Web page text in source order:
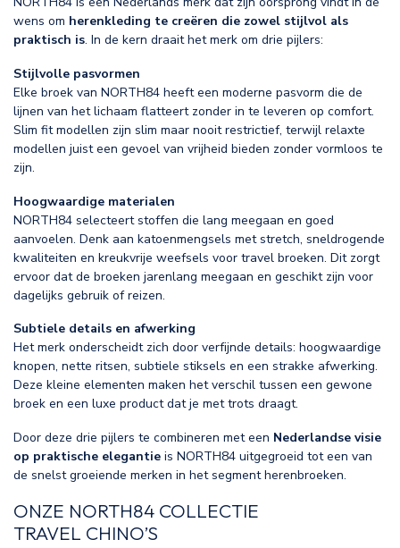
wens om herenkleding te creëren die zowel stijlvol als
praktisch is. In de kern draait het merk om drie pijlers:
Stijlvolle pasvormen
Elke broek van NORTH84 heeft een moderne pasvorm die de
lijnen van het lichaam flatteert zonder in te leveren op comfort.
Slim fit modellen zijn slim maar nooit restrictief, terwijl relaxte
modellen juist een gevoel van vrijheid bieden zonder vormloos te
zijn.
Hoogwaardige materialen
NORTH84 selecteert stoffen die lang meegaan en goed
aanvoelen. Denk aan katoenmengsels met stretch, sneldrogende
kwaliteiten en kreukvrije weefsels voor travel broeken. Dit zorgt
ervoor dat de broeken jarenlang meegaan en geschikt zijn voor
dagelijks gebruik of reizen.
Subtiele details en afwerking
Het merk onderscheidt zich door verfijnde details: hoogwaardige
knopen, nette ritsen, subtiele stiksels en een strakke afwerking.
Deze kleine elementen maken het verschil tussen een gewone
broek en een luxe product dat je met trots draagt.
Door deze drie pijlers te combineren met een Nederlandse visie
op praktische elegantie is NORTH84 uitgegroeid tot een van
de snelst groeiende merken in het segment herenbroeken.
ONZE NORTH84 COLLECTIE
TRAVEL CHINO’S